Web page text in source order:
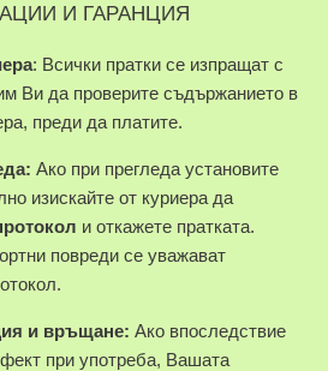
И ГАРАНЦИЯ
: Всички пратки се изпращат с
Ви да проверите съдържанието в
преди да платите.
Ако при прегледа установите
изискайте от куриера да
и откажете пратката.
повреди се уважават
и връщане: Ако впоследствие
при употреба, Вашата